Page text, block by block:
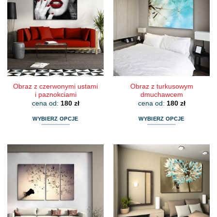
wariantów.
Opcje
można
wybrać
na
stronie
produktu
wariantów.
Opcje
można
wybrać
na
produktu
Obraz z czerwonymi ustami
i paznokciami
cena od: 180 zł
WYBIERZ OPCJE
ma
wariantów.
Opcje
można
wybrać
na
Obraz z turkusowym
dmuchawcem
cena od: 180 zł
WYBIERZ OPCJE
wiele
wariantów.
Opcje
można
wybrać
na